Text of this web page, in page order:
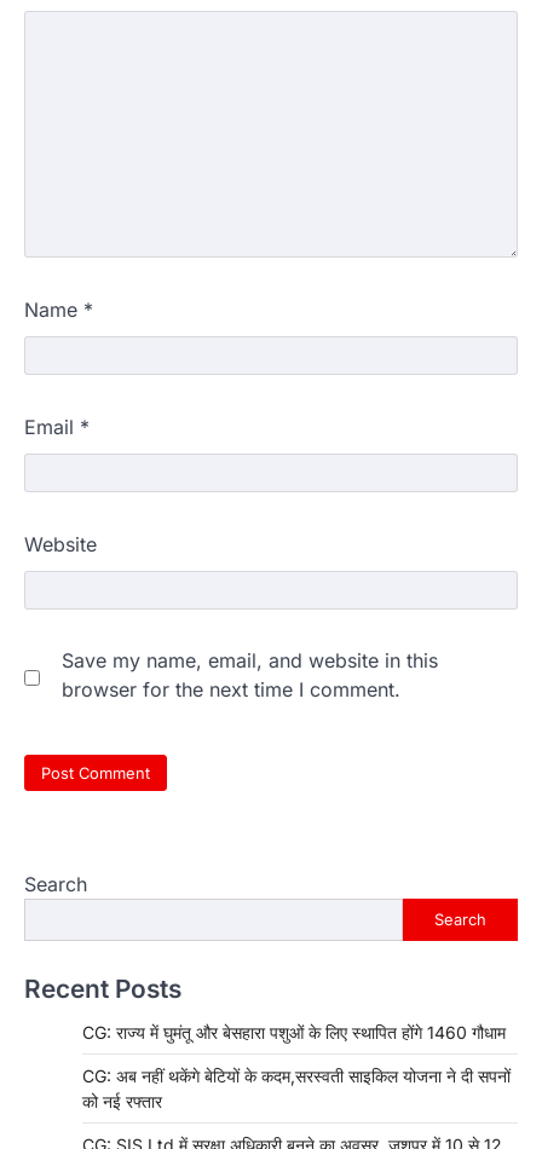
Name *
Email *
Website
Save my name, email, and website in this
browser for the next time I comment.
Search
Search
Recent Posts
CG: राज्य में घुमंतू और बेसहारा पशुओं के लिए स्थापित होंगे 1460 गौधाम
CG: अब नहीं थकेंगे बेटियों के कदम,सरस्वती साइकिल योजना ने दी सपनों
को नई रफ्तार
CG: SIS Ltd में सुरक्षा अधिकारी बनने का अवसर, जशपुर में 10 से 12